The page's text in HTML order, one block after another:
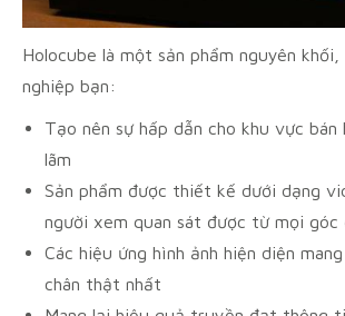
Holocube là một sản phẩm nguyên khối,
nghiệp bạn:
Tạo nên sự hấp dẫn cho khu vực bán
lãm
Sản phẩm được thiết kế dưới dạng
người xem quan sát được từ mọi góc
Các hiệu ứng hình ảnh hiện diện
chân thật nhất